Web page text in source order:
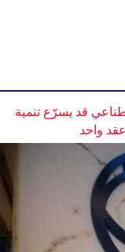
قد يسرّع تنمية
عقد واحد